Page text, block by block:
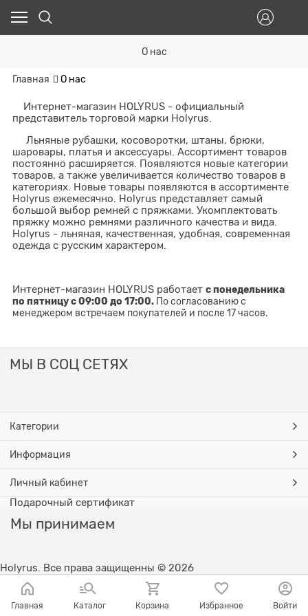
О нас
Главная О нас
Интернет-магазин HOLYRUS - официальный
представитель торговой марки Holyrus.
Льняные рубашки, косоворотки, штаны, брюки,
шаровары, платья и аксессуары. Ассортимент товаров
постоянно расширяется. Появляются новые категории
товаров, а также увеличивается количество товаров в
категориях. Новые товары появляются в ассортименте
Holyrus ежемесячно. Holyrus представляет самый
большой выбор ремней с пряжками. Укомплектовать
пряжку можно ремнями различного качества и вида.
Holyrus - льняная, качественная, удобная, современная
одежда с русским характером.
Интернет-магазин HOLYRUS работает с понедельника
по пятницу с 09:00 до 17:00. По согласованию с
менеджером встречаем покупателей и после 17 часов.
МЫ В СОЦ СЕТЯХ
Категории
Информация
Личный кабинет
Подарочный сертификат
Мы принимаем
Holyrus. Все права защищенны © 2026
Главная Каталог Корзина Избранное Войти